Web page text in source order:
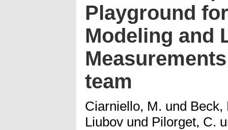
Playground
Modeling and
team
Ciarniello, M. und Beck,
Liubov und Pilorget, C.